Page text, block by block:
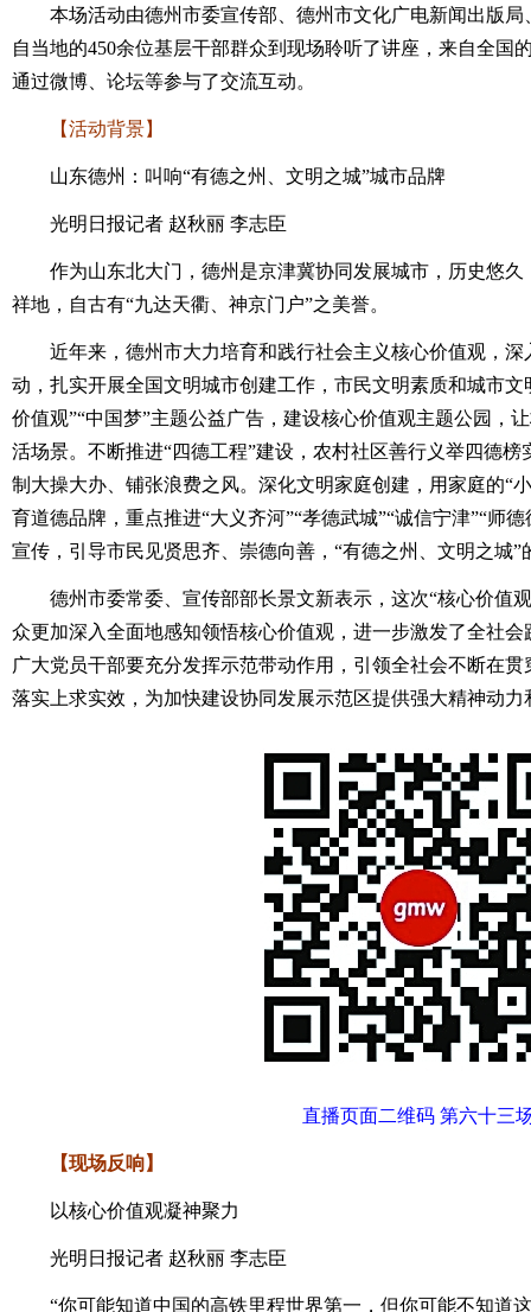
本场活动由德州市委宣传部、德州市文化广电新闻出版局
自当地的450余位基层干部群众到现场聆听了讲座，来自全国
通过微博、论坛等参与了交流互动。
【活动背景】
山东德州：叫响“有德之州、文明之城”城市品牌
光明日报记者 赵秋丽 李志臣
作为山东北大门，德州是京津冀协同发展城市，历史悠久
祥地，自古有“九达天衢、神京门户”之美誉。
近年来，德州市大力培育和践行社会主义核心价值观，深
动，扎实开展全国文明城市创建工作，市民文明素质和城市
价值观”“中国梦”主题公益广告，建设核心价值观主题公园，
活场景。不断推进“四德工程”建设，农村社区善行义举四德
制大操大办、铺张浪费之风。深化文明家庭创建，用家庭的“
育道德品牌，重点推进“大义齐河”“孝德武城”“诚信宁津”“师
宣传，引导市民见贤思齐、崇德向善，“有德之州、文明之城”
德州市委常委、宣传部部长景文新表示，这次“核心价值
众更加深入全面地感知领悟核心价值观，进一步激发了全社
广大党员干部要充分发挥示范带动作用，引领全社会不断在
落实上求实效，为加快建设协同发展示范区提供强大精神动力
直播页面二维码 第六十三
【现场反响】
以核心价值观凝神聚力
光明日报记者 赵秋丽 李志臣
“你可能知道中国的高铁里程世界第一，但你可能不知道